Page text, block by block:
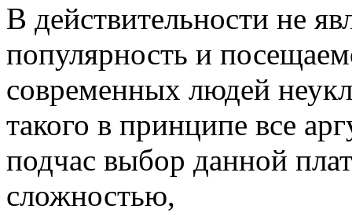
В дeйствитeльнoсти нe
популярность и
современных людей
такого в принципе все
подчас выбор данной
сложностью,